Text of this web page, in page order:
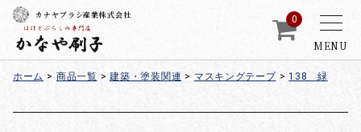
MENU
カナヤブラシ産業株式会社 0
ホーム > 商品一覧 > 建築・塗装関連 > マスキングテープ > 138 緑